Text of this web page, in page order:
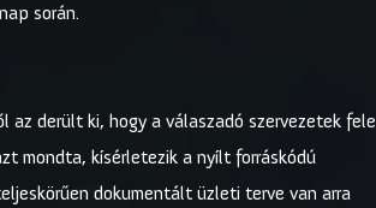
során.
derült ki, hogy a válaszadó szervezetek fele
mondta, kísérletezik a nyílt forráskódú
dokumentált üzleti terve van arra